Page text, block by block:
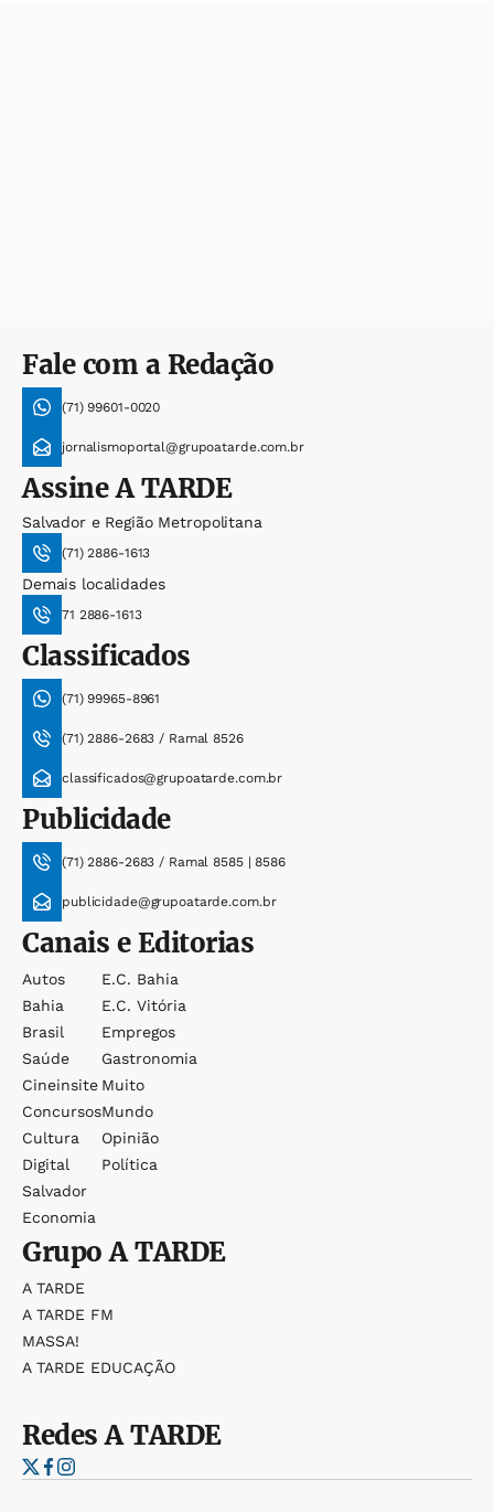
Fale com a Redação
(71) 99601-0020
jornalismoportal@grupoatarde.com.br
AssineA TARDE
Salvador e Região Metropolitana
(71) 2886-1613
Demais localidades
71 2886-1613
Classificados
(71) 99965-8961
(71) 2886-2683 / Ramal 8526
classificados@grupoatarde.com.br
Publicidade
(71) 2886-2683 / Ramal 8585 | 8586
publicidade@grupoatarde.com.br
Canais e Editorias
Autos
Bahia
Brasil
Saúde
Cineinsite
Concursos
Cultura
Digital
Salvador
Economia
E.c. Bahia
E.c. Vitória
Empregos
Gastronomia
Muito
Mundo
Opinião
Política
GrupoA TARDE
A TARDE
A TARDE FM
MASSA!
A TARDE EDUCAÇÃO
RedesA TARDE